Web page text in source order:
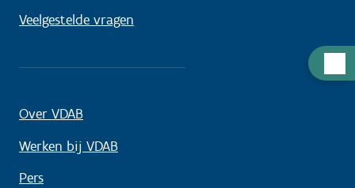
Veelgestelde vragen
Over VDAB
Werken bij VDAB
Pers